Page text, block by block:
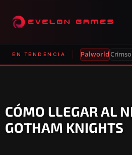
EN TENDENCIA Palworld
CÓMO LLEGAR AL
GOTHAM KNIGHTS